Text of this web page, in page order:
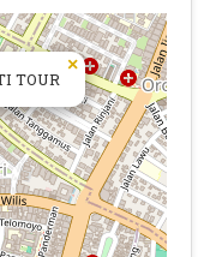
TOUR
×